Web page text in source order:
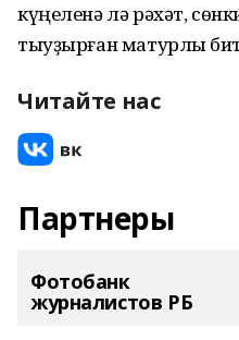
күңеленә лә рәхәт,
тыуҙырған матурлыҡ
Читайте нас
Партнеры
Фотобанк
журналистов РБ